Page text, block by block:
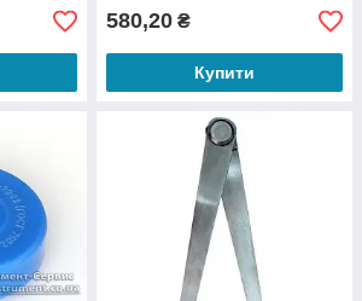
580,20 ₴
Купити